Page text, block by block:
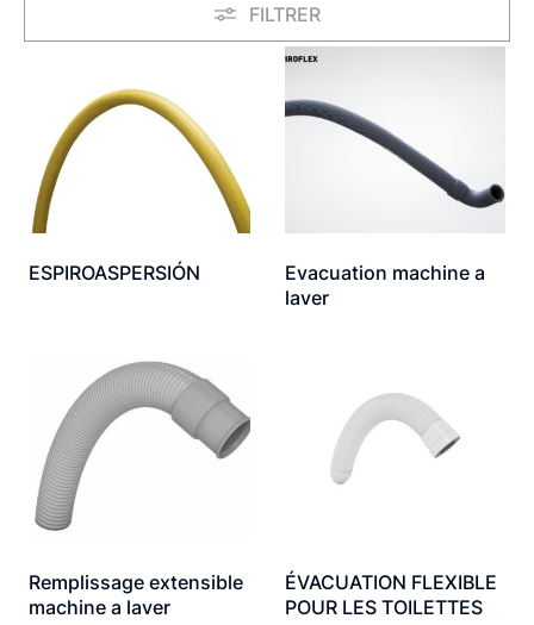
FILTRER
ESPIROASPERSIÓN
Evacuation machine a
laver
Remplissage extensible
machine a laver
ÉVACUATION FLEXIBLE
POUR LES TOILETTES